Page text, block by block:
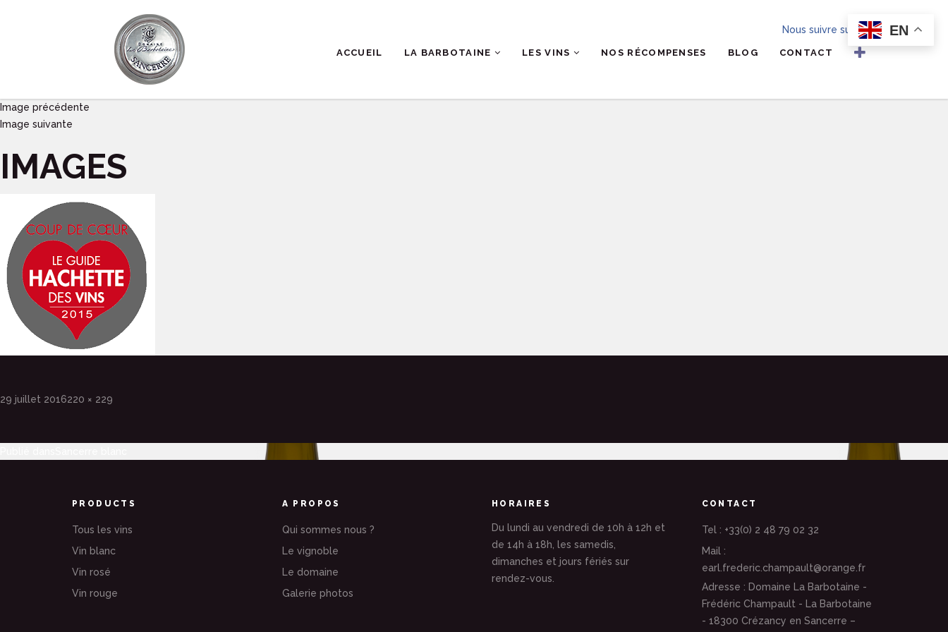
ACCUEIL LA BARBOTAINE LES VINS NOS RÉCOMPENSES BLOG CONTACT
Nous suivre sur
Image précédente
Image suivante
IMAGES
Publié
29 juillet 2016Taille
220 × 229
Navigation
l’article
PRODUCTS
Tous les vins
Vin blanc
Vin rosé
Vin rouge
A PROPOS
Qui sommes nous ?
Le vignoble
Le domaine
Galerie photos
HORAIRES
Du lundi au vendredi de 10h à 12h et
de 14h à 18h, les samedis,
dimanches et jours fériés sur
rendez-vous.
CONTACT
Tel : +33(0) 2 48 79 02 32
Mail :
earl.frederic.champault@orange.fr
Adresse : Domaine La Barbotaine -
Frédéric Champault - La Barbotaine
- 18300 Crézancy en Sancerre –
EN